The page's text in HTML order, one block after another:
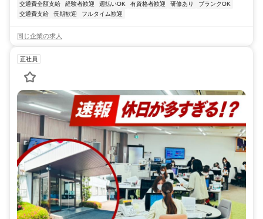
交通費全額支給
経験者歓迎 週払いOK 有資格者歓迎 研修あり
ブランクOK
交通費支給
長期歓迎 フルタイム歓迎
同じ企業の求人
正社員